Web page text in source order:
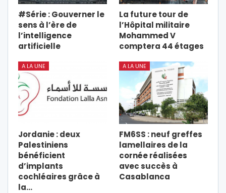
#Série : Gouverner le
sens à l’ère de
l’intelligence
artificielle
La future tour de
l’Hôpital militaire
Mohammed V
comptera 44 étages
A LA UNE
Jordanie : deux
Palestiniens
bénéficient
d’implants
cochléaires grâce à
la…
A LA UNE
FM6SS : neuf greffes
lamellaires de la
cornée réalisées
avec succès à
Casablanca